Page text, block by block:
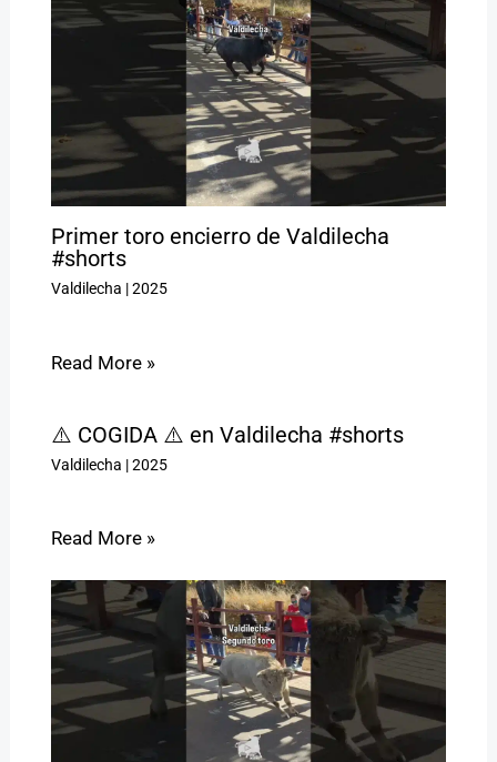
Primer toro encierro de Valdilecha
#shorts
Valdilecha |2025
Read More »
⚠️ COGIDA ⚠️ en Valdilecha #shorts
Valdilecha |2025
Read More »